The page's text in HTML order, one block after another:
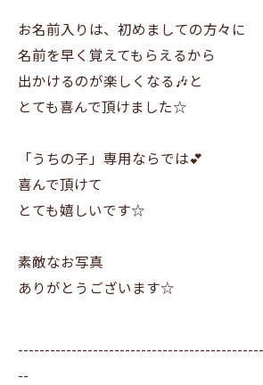
お名前入りは、初めましての方々に
名前を早く覚えてもらえるから
出かけるのが楽しくなる🎶と
とても喜んで頂けました☆
「うちの子」専用ならでは💕
喜んで頂けて
とても嬉しいです☆
素敵なお写真
ありがとうございます☆
--